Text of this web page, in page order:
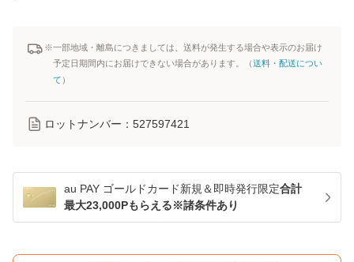
※一部地域・離島につきましては、送料が発生する場合や表示のお届け
予定日期間内にお届けできない場合があります。（送料・配送につい
て ）
ロットナンバー： 527597421
au PAY ゴールドカード新規＆即時発行限定合計
最大23,000Pもらえる※諸条件あり